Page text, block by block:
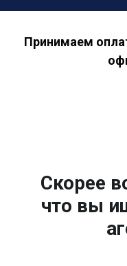
Принимаем
Скорее
что вы